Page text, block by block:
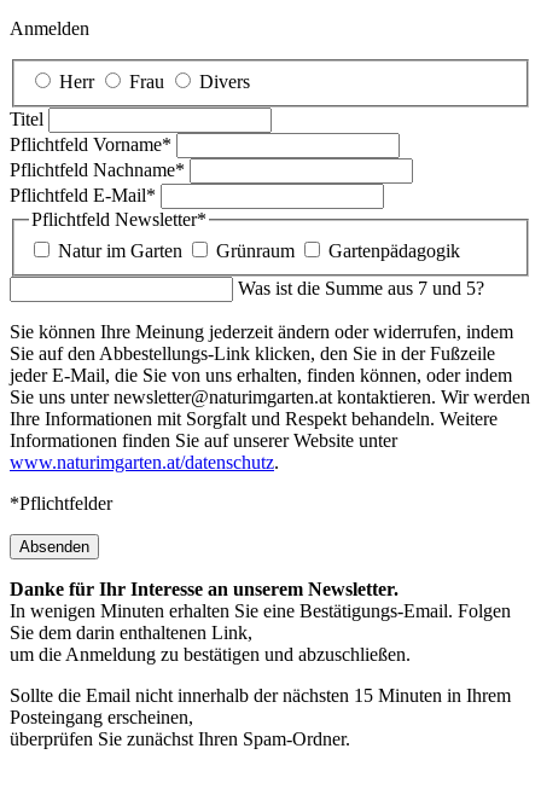
Anmelden
Herr Frau
Divers
Titel
Pflichtfeld Vorname*
Pflichtfeld Nachname*
Pflichtfeld E-Mail*
Pflichtfeld Newsletter*
Natur im Garten
Grünraum
Gartenpädagogik
Was ist die Summe aus 7 und 5?
Sie können Ihre Meinung jederzeit ändern oder widerrufen, indem
Sie auf den Abbestellungs-Link klicken, den Sie in der Fußzeile
jeder E-Mail, die Sie von uns erhalten, finden können, oder indem
Sie uns unter newsletter@naturimgarten.at kontaktieren. Wir werden
Ihre Informationen mit Sorgfalt und Respekt behandeln. Weitere
Informationen finden Sie auf unserer Website unter
www.naturimgarten.at/datenschutz.
*Pflichtfelder
Absenden
Danke für Ihr Interesse an unserem Newsletter.
In wenigen Minuten erhalten Sie eine Bestätigungs-Email. Folgen
Sie dem darin enthaltenen Link,
um die Anmeldung zu bestätigen und abzuschließen.
Sollte die Email nicht innerhalb der nächsten 15 Minuten in Ihrem
Posteingang erscheinen,
überprüfen Sie zunächst Ihren Spam-Ordner.